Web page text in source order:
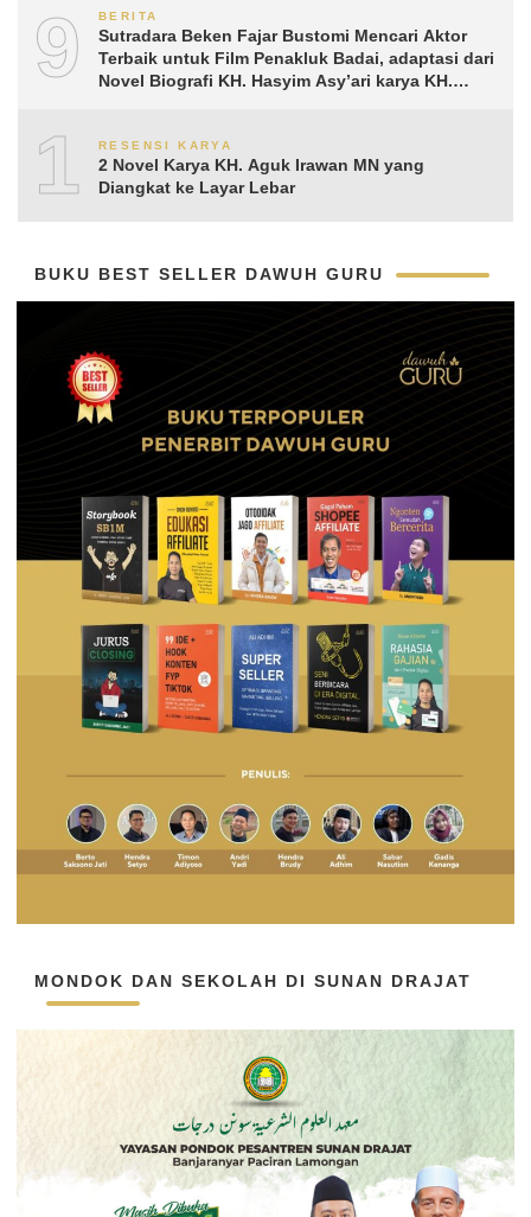
9 BERITA
Sutradara Beken Fajar Bustomi Mencari Aktor
Terbaik untuk Film Penakluk Badai, adaptasi dari
Novel Biografi KH. Hasyim Asy’ari karya KH.
10RESENSI KARYA
2 Novel Karya KH. Aguk Irawan MN yang
Diangkat ke Layar Lebar
BUKU BEST SELLER DAWUH GURU
MONDOK DAN SEKOLAH DI SUNAN DRAJAT